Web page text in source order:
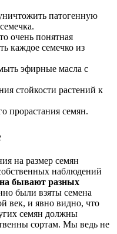
патогенную
очень понятная
каждое семечко из
эфирные масла с
стойкости растений к
прорастания семян.
на размер семян
наблюдений
бывают разных
были взяты семена
век, и явно видно, что
семян должны
сортам. Мы ведь не